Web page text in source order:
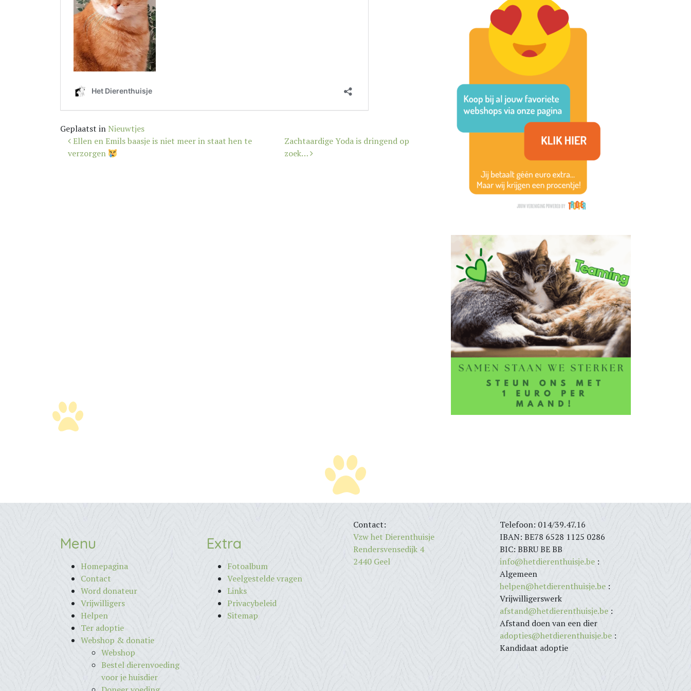
Geplaatst in Nieuwtjes
Bericht
Ellen en Emils baasje is niet meer in staat hen te
verzorgen
Zachtaardige Yoda is dringend op
zoek…
Menu
Homepagina
Contact
Word donateur
Vrijwilligers
Helpen
Ter adoptie
Webshop & donatie
Webshop
Bestel dierenvoeding
voor je huisdier
Extra
Fotoalbum
Veelgestelde vragen
Links
Privacybeleid
Sitemap
Contact:
Vzw het Dierenthuisje
Rendersvensedijk 4
2440 Geel
Telefoon: 014/39.47.16
IBAN: BE78 6528 1125 0286
BIC: BBRU BE BB
info@hetdierenthuisje.be :
Algemeen
helpen@hetdierenthuisje.be :
Vrijwilligerswerk
afstand@hetdierenthuisje.be :
Afstand doen van een dier
adopties@hetdierenthuisje.be :
Kandidaat adoptie